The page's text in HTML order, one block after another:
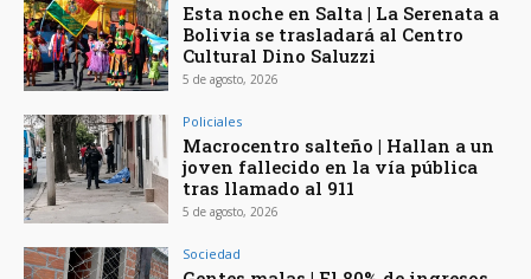
Esta noche en Salta | La Serenata a
Bolivia se trasladará al Centro
Cultural Dino Saluzzi
5 de agosto, 2026
Policiales
Macrocentro salteño | Hallan a un
joven fallecido en la vía pública
tras llamado al 911
5 de agosto, 2026
Sociedad